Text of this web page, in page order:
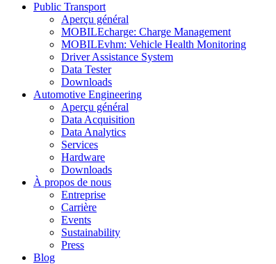
Public Transport
Aperçu général
MOBILEcharge: Charge Management
MOBILEvhm: Vehicle Health Monitoring
Driver Assistance System
Data Tester
Downloads
Automotive Engineering
Aperçu général
Data Acquisition
Data Analytics
Services
Hardware
Downloads
À propos de nous
Entreprise
Carrière
Events
Sustainability
Press
Blog